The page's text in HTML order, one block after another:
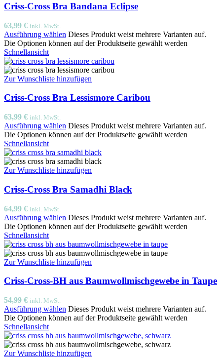
Criss-Cross Bra Bandana Eclipse
63,99 € inkl. MwSt.
Ausführung wählen Dieses Produkt weist mehrere Varianten auf.
Die Optionen können auf der Produktseite gewählt werden
Schnellansicht
Zur Wunschliste hinzufügen
Criss-Cross Bra Lessismore Caribou
63,99 € inkl. MwSt.
Ausführung wählen Dieses Produkt weist mehrere Varianten auf.
Die Optionen können auf der Produktseite gewählt werden
Schnellansicht
Zur Wunschliste hinzufügen
Criss-Cross Bra Samadhi Black
64,99 € inkl. MwSt.
Ausführung wählen Dieses Produkt weist mehrere Varianten auf.
Die Optionen können auf der Produktseite gewählt werden
Schnellansicht
Zur Wunschliste hinzufügen
Criss-Cross-BH aus Baumwollmischgewebe in Taupe
54,99 € inkl. MwSt.
Ausführung wählen Dieses Produkt weist mehrere Varianten auf.
Die Optionen können auf der Produktseite gewählt werden
Schnellansicht
Zur Wunschliste hinzufügen